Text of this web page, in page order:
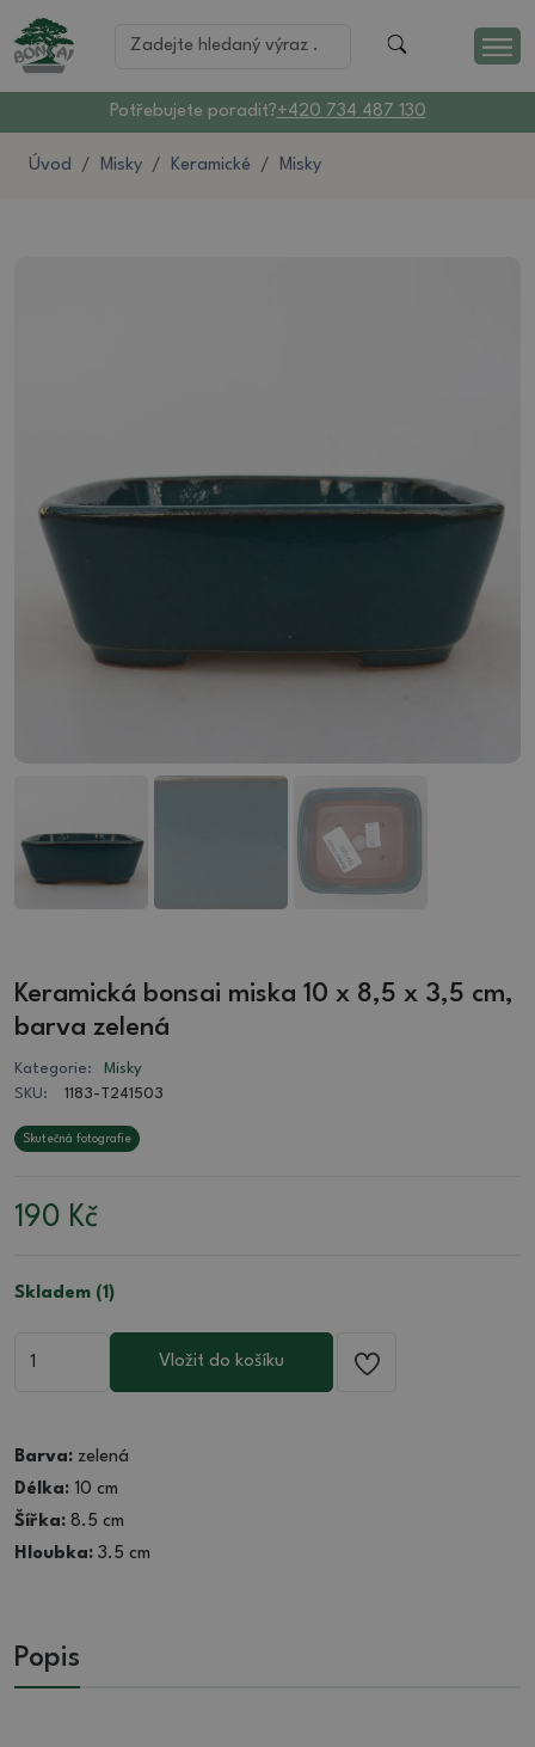
Potřebujete poradit?+420 734 487 130
Úvod Misky Keramické Misky
Keramická bonsai miska 10 x 8,5 x 3,5 cm,
barva zelená
Kategorie:
Misky
SKU:
1183-T241503
Skutečná fotografie
190 Kč
Skladem (1)
Vložit do košíku
Barva: zelená
Délka: 10 cm
Šířka: 8.5 cm
Hloubka: 3.5 cm
Popis